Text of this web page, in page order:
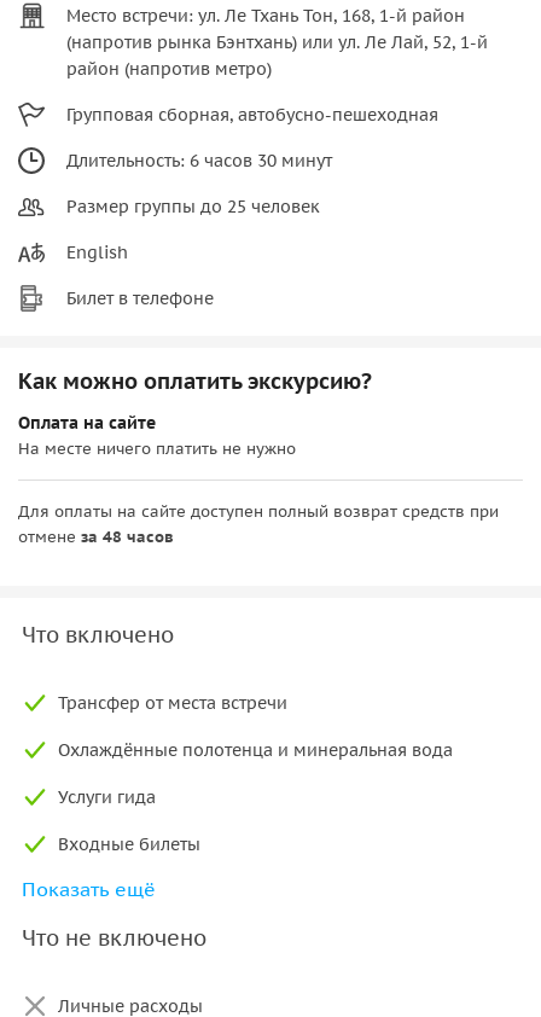
Место встречи: ул. Ле Тхань Тон, 168, 1-й район
(напротив рынка Бэнтхань) или ул. Ле Лай, 52, 1-й
район (напротив метро)
Групповая сборная, автобусно-пешеходная
Длительность: 6 часов 30 минут
Размер группы до 25 человек
English
Билет в телефоне
Как можно оплатить экскурсию?
Оплата на сайте
На месте ничего платить не нужно
Для оплаты на сайте доступен полный возврат средств при
отмене за 48 часов
Что включено
Трансфер от места встречи
Охлаждённые полотенца и минеральная вода
Услуги гида
Входные билеты
Тапиока
Туристическая страховка
Показать ещё
Что не включено
Личные расходы